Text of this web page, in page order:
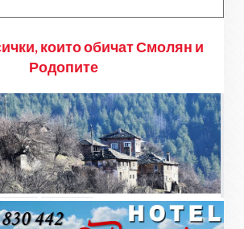
които обичат Смолян и
Родопите